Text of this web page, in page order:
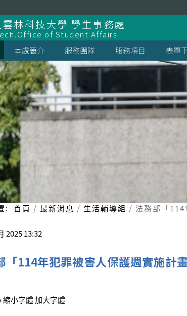
雲林科技大學 學生事務處
of Student Affairs
本處簡介 服務團隊 服務項目 表單
: 首頁 最新消息 生活輔導組 法務部「114
2025 13:32
「114年犯罪被害人保護週實施計畫
縮小字體加大字體